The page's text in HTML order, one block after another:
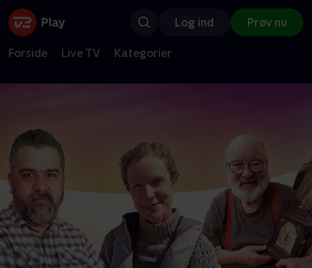
Log ind Prøv nu
Forside Live TV Kategorier